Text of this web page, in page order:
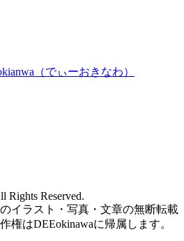
Rights Reserved.
イラスト・写真・文章の無断転載
権はDEEokinawaに帰属します。